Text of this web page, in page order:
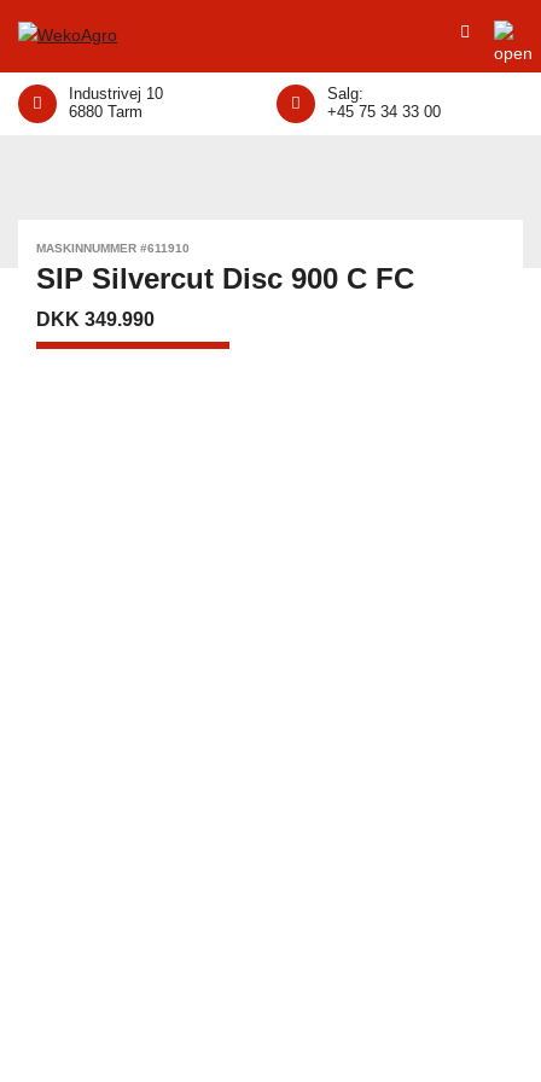
Industrivej 10
6880 Tarm
Salg:
+45 75 34 33 00
MASKINNUMMER #611910
SIP Silvercut Disc 900 C FC
DKK 349.990